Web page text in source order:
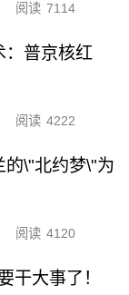
阅读 7114
：普京核红
阅读 4222
的\"北约梦\"为
阅读 4120
干大事了！